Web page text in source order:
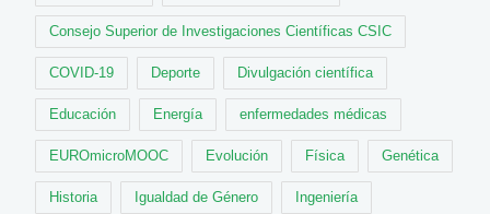
Consejo Superior de Investigaciones Científicas CSIC
COVID-19 Deporte Divulgación científica
Educación Energía enfermedades médicas
EUROmicroMOOC Evolución Física Genética
Historia Igualdad de Género Ingeniería